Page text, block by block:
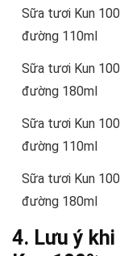
Sữa tươi Kun
đường 110ml
Sữa tươi Kun
đường 180ml
Sữa tươi Kun
đường 110ml
Sữa tươi Kun
đường 180ml
4. Lưu ý